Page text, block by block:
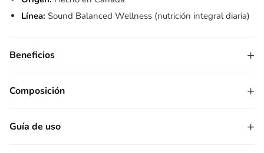
Línea: Sound Balanced Wellness (nutrición integral diaria)
Beneficios +
Composición +
Guía de uso +